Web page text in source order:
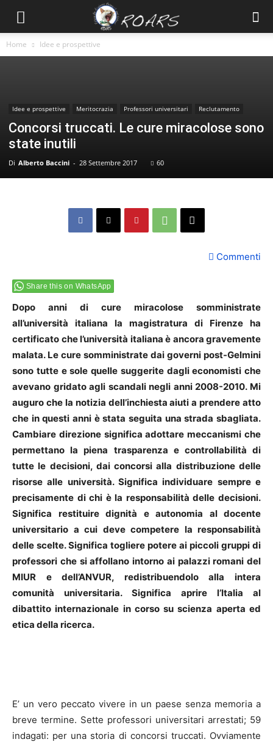
Home Idee e prospettive
Idee e prospettive Meritocrazia Professori universitari Reclutamento
Concorsi truccati. Le cure miracolose sono
state inutili
Di Alberto Baccini - 28 Settembre 2017 60
Commenti
Share this on WhatsApp
Dopo anni di cure miracolose somministrate
all’università italiana la magistratura di Firenze ha
certificato che l’università italiana è ancora gravemente
malata. Le cure somministrate dai governi post-Gelmini
sono tutte e sole quelle suggerite dagli economisti che
avevano gridato agli scandali negli anni 2008-2010. Mi
auguro che la notizia dell’inchiesta aiuti a prendere atto
che in questi anni è stata seguita una strada sbagliata.
Cambiare direzione significa adottare meccanismi che
permettano la piena trasparenza e controllabilità di
tutte le decisioni, dai concorsi alla distribuzione delle
risorse alle università. Significa individuare sempre e
precisamente di chi è la responsabilità delle decisioni.
Significa restituire dignità e autonomia al docente
universitario a cui deve competere la responsabilità
delle scelte. Significa togliere potere ai piccoli gruppi di
professori che si affollano intorno ai palazzi romani del
MIUR e dell’ANVUR, redistribuendolo alla intera
comunità universitaria. Significa aprire l’Italia al
dibattito internazionale in corso su scienza aperta ed
etica della ricerca.
E’ un vero peccato vivere in un paese senza memoria a
breve termine. Sette professori universitari arrestati; 59
indagati: per una storia di concorsi truccati. Ovviamente